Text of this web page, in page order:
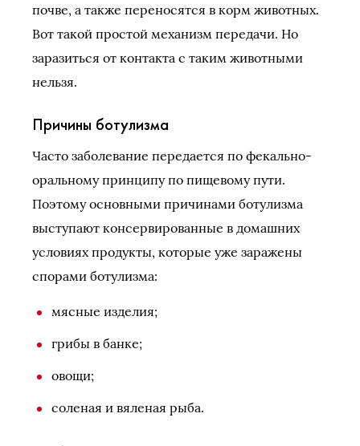
почве, а также переносятся в корм животных.
Вот такой простой механизм передачи. Но
заразиться от контакта с таким животными
нельзя.
Причины ботулизма
Часто заболевание передается по фекально-
оральному принципу по пищевому пути.
Поэтому основными причинами ботулизма
выступают консервированные в домашних
условиях продукты, которые уже заражены
спорами ботулизма:
мясные изделия;
грибы в банке;
овощи;
соленая и вяленая рыба.